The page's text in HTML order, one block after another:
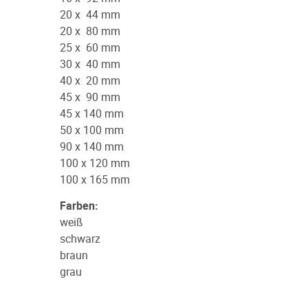
20 x 44 mm
20 x 80 mm
25 x 60 mm
30 x 40 mm
40 x 20 mm
45 x 90 mm
45 x 140 mm
50 x 100 mm
90 x 140 mm
100 x 120 mm
100 x 165 mm
Farben:
weiß
schwarz
braun
grau